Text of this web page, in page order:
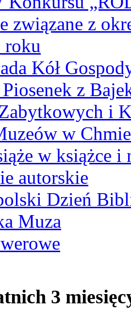
związane z
roku
Kół
z
i
w
w książce i
autorskie
Dzień
Muza
3